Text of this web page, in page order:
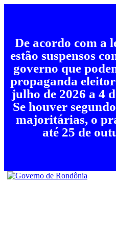
De acordo com a
estão suspensos
governo que
propaganda
julho de 2026 a 4
Se houver
majoritárias, o
até 25 de